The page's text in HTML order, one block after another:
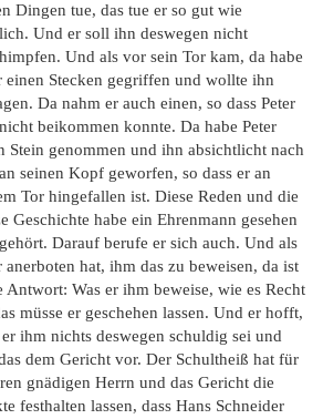
Dingen tue, das tue er so gut wie
Und er soll ihn deswegen nicht
Und als vor sein Tor kam, da habe
einen Stecken gegriffen und wollte ihn
Da nahm er auch einen, so dass Peter
beikommen konnte. Da habe Peter
Stein genommen und ihn absichtlicht nach
seinen Kopf geworfen, so dass er an
Tor hingefallen ist. Diese Reden und die
Geschichte habe ein Ehrenmann gesehen
Darauf berufe er sich auch. Und als
anerboten hat, ihm das zu beweisen, da ist
Antwort: Was er ihm beweise, wie es Recht
müsse er geschehen lassen. Und er hofft,
er ihm nichts deswegen schuldig sei und
dem Gericht vor. Der Schultheiß hat für
gnädigen Herrn und das Gericht die
festhalten lassen, dass Hans Schneider